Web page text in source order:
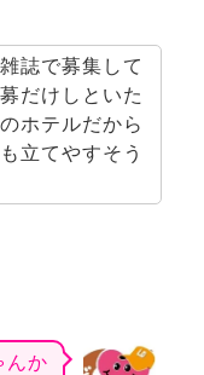
誌で募集して
だけしといた
ホテルだから
立てやすそう
んか